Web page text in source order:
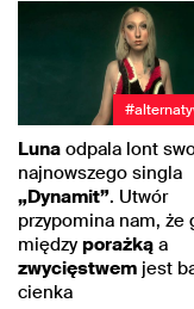
Luna odpala lont
najnowszego singla
„Dynamit”. Utwór
przypomina nam, że
między porażką a
zwycięstwem jest
cienka